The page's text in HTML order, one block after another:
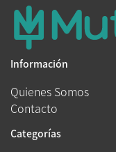
Información
Quienes Somos
Contacto
Categorías